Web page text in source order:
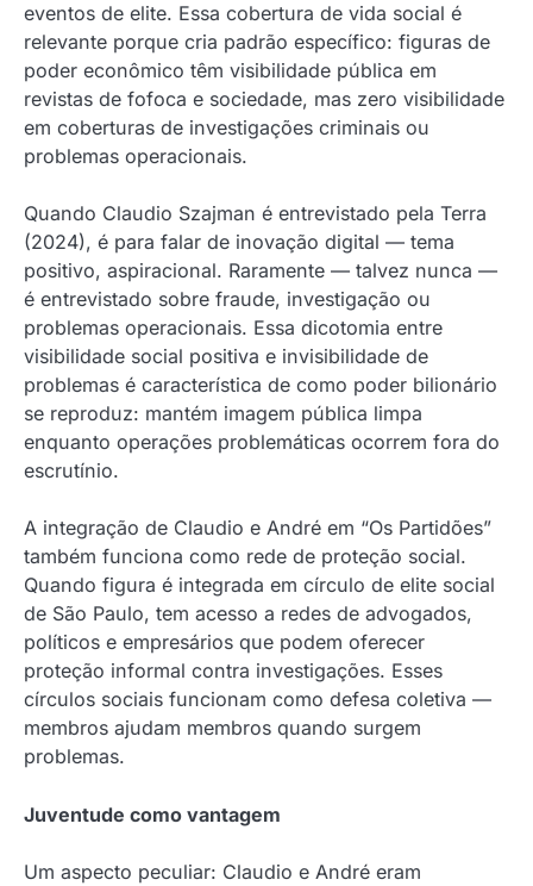
eventos de elite. Essa cobertura de vida social é
relevante porque cria padrão específico: figuras de
poder econômico têm visibilidade pública em
revistas de fofoca e sociedade, mas zero visibilidade
em coberturas de investigações criminais ou
problemas operacionais.
Quando Claudio Szajman é entrevistado pela Terra
(2024), é para falar de inovação digital — tema
positivo, aspiracional. Raramente — talvez nunca —
é entrevistado sobre fraude, investigação ou
problemas operacionais. Essa dicotomia entre
visibilidade social positiva e invisibilidade de
problemas é característica de como poder bilionário
se reproduz: mantém imagem pública limpa
enquanto operações problemáticas ocorrem fora do
escrutínio.
A integração de Claudio e André em “Os Partidões”
também funciona como rede de proteção social.
Quando figura é integrada em círculo de elite social
de São Paulo, tem acesso a redes de advogados,
políticos e empresários que podem oferecer
proteção informal contra investigações. Esses
círculos sociais funcionam como defesa coletiva —
membros ajudam membros quando surgem
problemas.
Juventude como vantagem
Um aspecto peculiar: Claudio e André eram